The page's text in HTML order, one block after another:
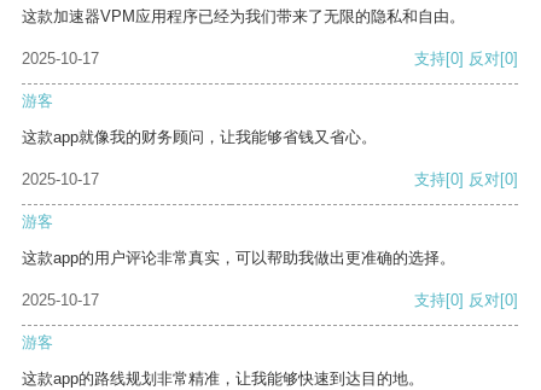
这款加速器VPM应用程序已经为我们带来了无限的隐私和自由。
2025-10-17 支持[0] 反对[0]
游客
这款app就像我的财务顾问，让我能够省钱又省心。
2025-10-17 支持[0] 反对[0]
游客
这款app的用户评论非常真实，可以帮助我做出更准确的选择。
2025-10-17 支持[0] 反对[0]
游客
这款app的路线规划非常精准，让我能够快速到达目的地。